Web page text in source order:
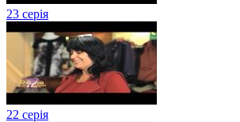
23 серія
22 серія